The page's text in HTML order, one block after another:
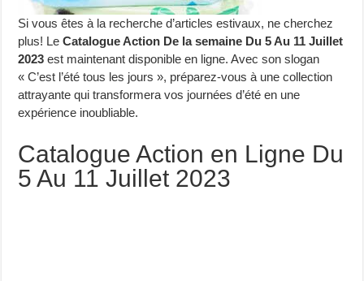
Si vous êtes à la recherche d’articles estivaux, ne cherchez
plus! LeCatalogue Action De la semaine Du 5 Au 11 Juillet
2023 est maintenant disponible en ligne. Avec son slogan
« C’est l’été tous les jours », préparez-vous à une collection
attrayante qui transformera vos journées d’été en une
expérience inoubliable.
Catalogue Action en Ligne Du
5 Au 11 Juillet 2023